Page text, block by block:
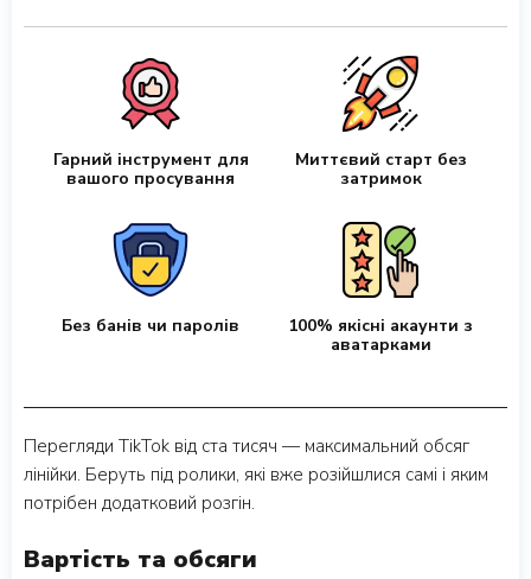
Гарний інструмент для
вашого просування
Миттєвий старт без
затримок
Без банів чи паролів
100% якісні акаунти з
аватарками
Перегляди TikTok від ста тисяч — максимальний обсяг
лінійки. Беруть під ролики, які вже розійшлися самі і яким
потрібен додатковий розгін.
Вартість та обсяги